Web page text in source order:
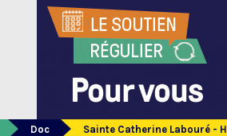
Doc Sainte Catherine Labouré -